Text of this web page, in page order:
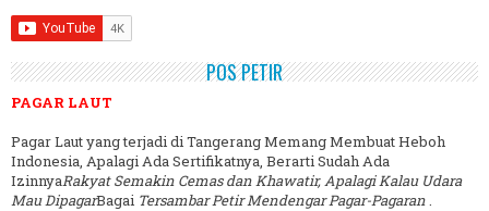
POS PETIR
PAGAR LAUT
Pagar Laut yang terjadi di Tangerang Memang Membuat Heboh
Indonesia, Apalagi Ada Sertifikatnya, Berarti Sudah Ada
IzinnyaRakyat Semakin Cemas dan Khawatir, Apalagi Kalau Udara
Mau DipagarBagai Tersambar Petir Mendengar Pagar-Pagaran.